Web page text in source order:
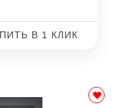
В 1 КЛИК